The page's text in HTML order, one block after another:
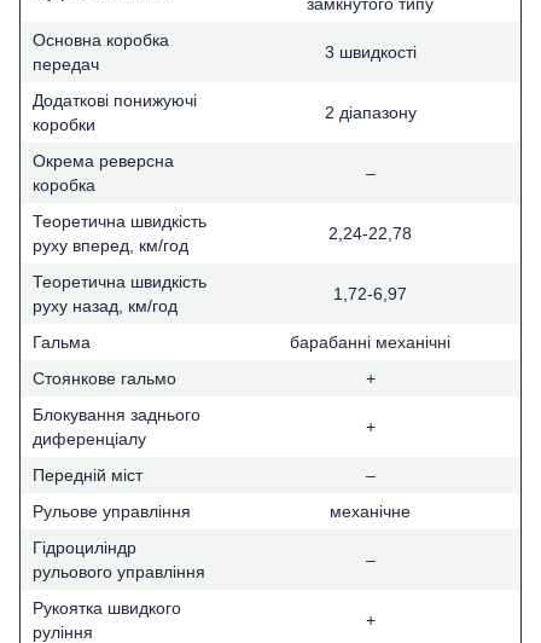
Основна коробка
передач
3 швидкості
Додаткові понижуючі
коробки
2 діапазону
Окрема реверсна
коробка
–
Теоретична швидкість
руху вперед, км/год
2,24-22,78
Теоретична швидкість
руху назад, км/год
1,72-6,97
Гальма
барабанні механічні
Стоянкове гальмо
+
Блокування заднього
диференціалу
+
Передній міст
–
Рульове управління
механічне
Гідроциліндр
рульового управління
–
Рукоятка швидкого
руління
+